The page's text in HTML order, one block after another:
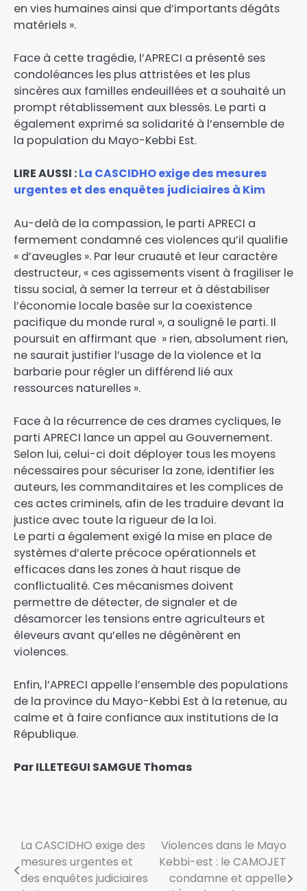
en vies humaines ainsi que d’importants dégâts
matériels ».
Face à cette tragédie, l’APRECI a présenté ses
condoléances les plus attristées et les plus
sincères aux familles endeuillées et a souhaité un
prompt rétablissement aux blessés. Le parti a
également exprimé sa solidarité à l’ensemble de
la population du Mayo-Kebbi Est.
LIRE AUSSI :La CASCIDHO exige des mesures
urgentes et des enquêtes judiciaires à Kim
Au-delà de la compassion, le parti APRECI a
fermement condamné ces violences qu’il qualifie
« d’aveugles ». Par leur cruauté et leur caractère
destructeur, « ces agissements visent à fragiliser le
tissu social, à semer la terreur et à déstabiliser
l’économie locale basée sur la coexistence
pacifique du monde rural », a souligné le parti. Il
poursuit en affirmant que » rien, absolument rien,
ne saurait justifier l’usage de la violence et la
barbarie pour régler un différend lié aux
ressources naturelles ».
Face à la récurrence de ces drames cycliques, le
parti APRECI lance un appel au Gouvernement.
Selon lui, celui-ci doit déployer tous les moyens
nécessaires pour sécuriser la zone, identifier les
auteurs, les commanditaires et les complices de
ces actes criminels, afin de les traduire devant la
justice avec toute la rigueur de la loi.
Le parti a également exigé la mise en place de
systèmes d’alerte précoce opérationnels et
efficaces dans les zones à haut risque de
conflictualité. Ces mécanismes doivent
permettre de détecter, de signaler et de
désamorcer les tensions entre agriculteurs et
éleveurs avant qu’elles ne dégénèrent en
violences.
Enfin, l’APRECI appelle l’ensemble des populations
de la province du Mayo-Kebbi Est à la retenue, au
calme et à faire confiance aux institutions de la
République.
Par ILLETEGUI SAMGUE Thomas
La CASCIDHO exige des
mesures urgentes et
des enquêtes judiciaires
Violences dans le Mayo
Kebbi-est : le CAMOJET
condamne et appelle